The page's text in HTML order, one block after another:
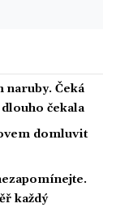
Čeká
čekala
domluvit
každý